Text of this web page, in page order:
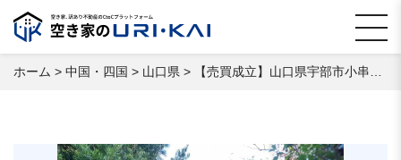
ホーム > 中国・四国 > 山口県 > 【売買成立】山口県宇部市小串 空き家